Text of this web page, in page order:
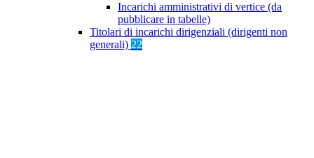
Incarichi amministrativi di vertice (da
pubblicare in tabelle)
Titolari di incarichi dirigenziali (dirigenti non
generali) 22